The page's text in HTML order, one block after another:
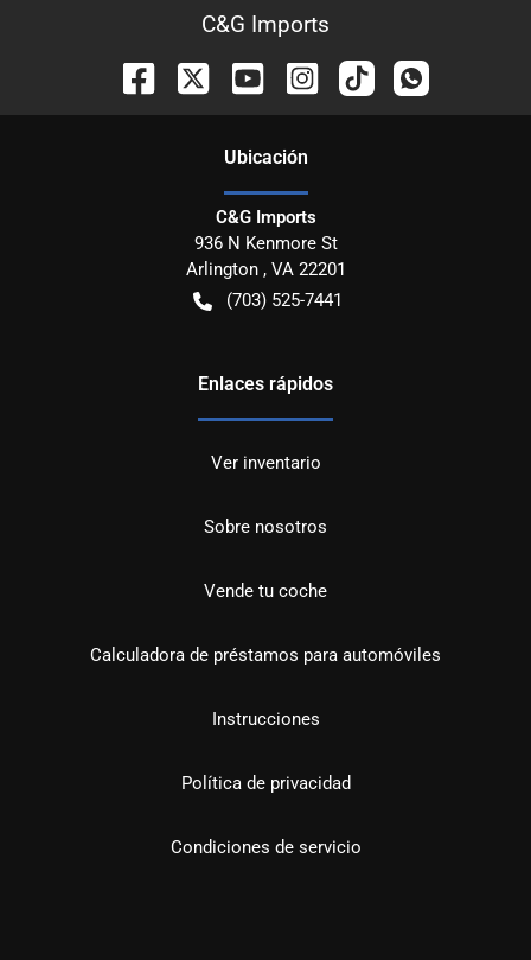
C&G Imports
Ubicación
C&G Imports
936 N Kenmore St
Arlington, VA 22201
(703) 525-7441
Enlaces rápidos
Ver inventario
Sobre nosotros
Vende tu coche
Calculadora de préstamos para automóviles
Instrucciones
Política de privacidad
Condiciones de servicio